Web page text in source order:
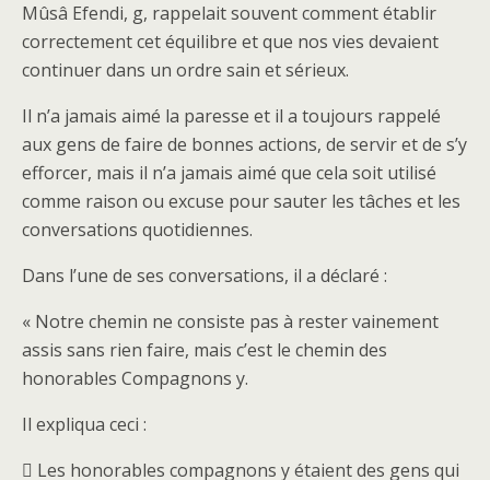
Mûsâ Efendi, g, rappelait souvent comment établir
correctement cet équilibre et que nos vies devaient
continuer dans un ordre sain et sérieux.
Il n’a jamais aimé la paresse et il a toujours rappelé
aux gens de faire de bonnes actions, de servir et de s’y
efforcer, mais il n’a jamais aimé que cela soit utilisé
comme raison ou excuse pour sauter les tâches et les
conversations quotidiennes.
Dans l’une de ses conversations, il a déclaré :
« Notre chemin ne consiste pas à rester vainement
assis sans rien faire, mais c’est le chemin des
honorables Compagnons y.
Il expliqua ceci :
 Les honorables compagnons y étaient des gens qui